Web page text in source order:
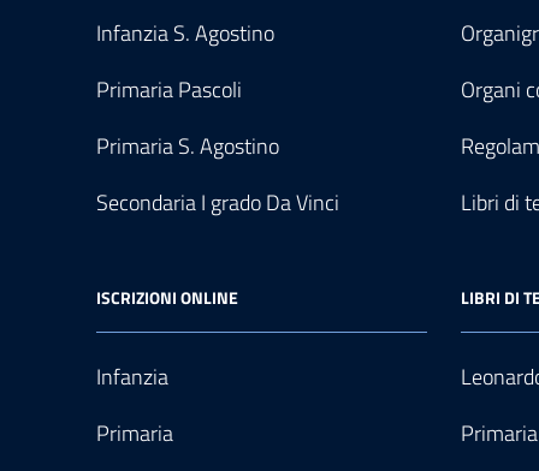
Infanzia S. Agostino
Primaria Pascoli
Primaria S. Agostino
Secondaria I grado Da Vinci
Organi
Libri di
ISCRIZIONI ONLINE
Infanzia
Primaria
LIBRI DI